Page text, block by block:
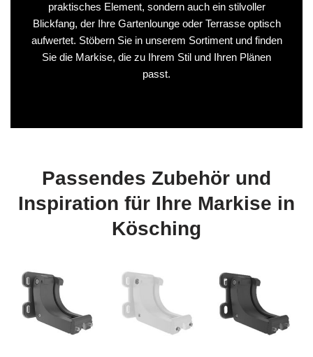
praktisches Element, sondern auch ein stilvoller
Blickfang, der Ihre Gartenlounge oder Terrasse optisch
aufwertet. Stöbern Sie in unserem Sortiment und finden
Sie die Markise, die zu Ihrem Stil und Ihren Plänen
passt.
Passendes Zubehör und
Inspiration für Ihre Markise in
Kösching